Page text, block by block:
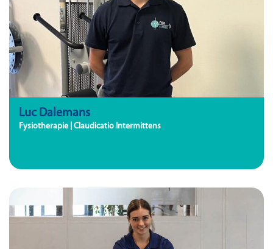
Luc Dalemans
Fysiotherapie | Claudicatio Intermittens